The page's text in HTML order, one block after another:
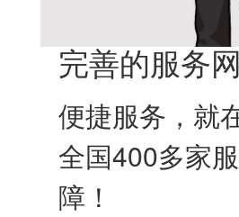
完善的服务
便捷服务，就
全国400多家
障！